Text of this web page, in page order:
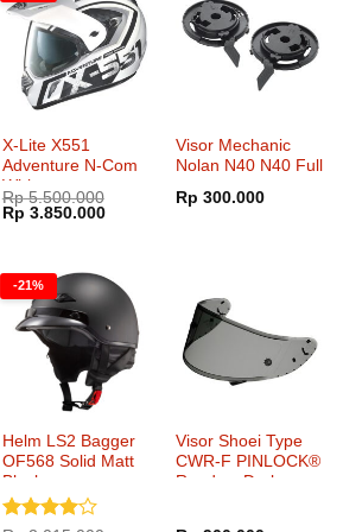
X-Lite X551
Adventure N-Com
White
Rp5.500.000
Harga
aslinya
Rp 3.850.000Harga
Rp 3.850.000.
Visor Mechanic
Nolan N40 N40 Full
Rp 300.000
-21%
Helm LS2 Bagger
OF568 Solid Matt
Black
Visor Shoei Type
CWR-F PINLOCK®
Ready – Dark